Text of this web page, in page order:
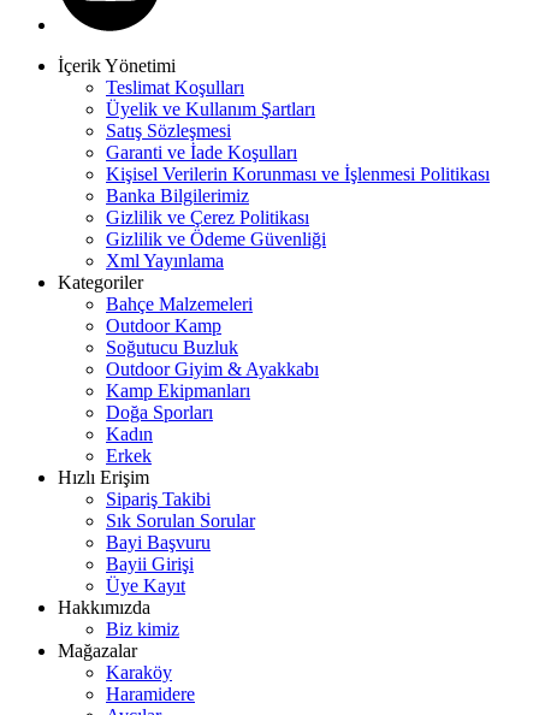
İçerik Yönetimi
Teslimat Koşulları
Üyelik ve Kullanım Şartları
Satış Sözleşmesi
Garanti ve İade Koşulları
Kişisel Verilerin Korunması ve İşlenmesi Politikası
Banka Bilgilerimiz
Gizlilik ve Çerez Politikası
Gizlilik ve Ödeme Güvenliği
Xml Yayınlama
Kategoriler
Bahçe Malzemeleri
Outdoor Kamp
Soğutucu Buzluk
Outdoor Giyim & Ayakkabı
Kamp Ekipmanları
Doğa Sporları
Kadın
Erkek
Hızlı Erişim
Sipariş Takibi
Sık Sorulan Sorular
Bayi Başvuru
Bayii Girişi
Üye Kayıt
Hakkımızda
Biz kimiz
Mağazalar
Karaköy
Haramidere